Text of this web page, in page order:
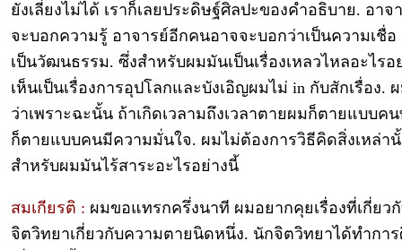
ยังเลี่ยงไม่ได้ เราก็เลยประดิษฐ์ศิลปะของคำอธิบาย. อาจ
จะบอกความรู้ อาจารย์อีกคนอาจจะบอกว่าเป็นความเชื่
เป็นวัฒนธรรม. ซึ่งสำหรับผมมันเป็นเรื่องเหลวไหลอะไรอ
เห็นเป็นเรื่องการอุปโลกและบังเอิญผมไม่ in กับสักเรื่อง.
ว่าเพราะฉะนั้น ถ้าเกิดเวลามถึงเวลาตายผมก็ตายแบบค
ก็ตายแบบคนมีความมั่นใจ. ผมไม่ต้องการวิธีคิดสิ่งเหล่านั้
สำหรับผมมันไร้สาระอะไรอย่างนี้
สมเกียรติ : ผมขอแทรกครึ่งนาที ผมอยากคุยเรื่องที่เกี่ยวกั
จิตวิทยาเกี่ยวกับความตายนิดหนึ่ง. นักจิตวิทยาได้ทำกา